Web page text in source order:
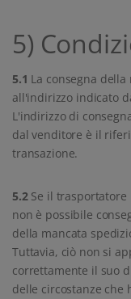
5)
5.1 La consegna
all'indirizzo indicato
L'indirizzo di
dal venditore è il
transazione.
5.2Se il trasportatore
non è possibile
della mancata
Tuttavia, ciò non si
correttamente il suo
delle circostanze